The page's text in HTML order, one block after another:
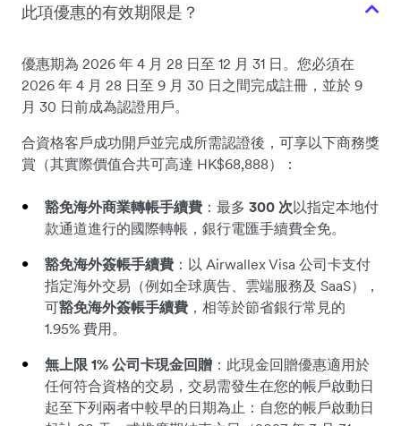
此項優惠的有效期限是？
優惠期為 2026 年 4 月 28 日至 12 月 31 日。您必須在
2026 年 4 月 28 日至 9 月 30 日之間完成註冊，並於 9
月 30 日前成為認證用戶。
合資格客戶成功開戶並完成所需認證後，可享以下商務獎
賞（其實際價值合共可高達 HK$68,888）：
豁免海外商業轉帳手續費 ：最多 300 次以指定本地付
款通道進行的國際轉帳，銀行電匯手續費全免。
豁免海外簽帳手續費 ：以 Airwallex Visa 公司卡支付
指定海外交易（例如全球廣告、雲端服務及 SaaS），
可豁免海外簽帳手續費 ，相等於節省銀行常見的
1.95% 費用。
無上限 1% 公司卡現金回贈 ：此現金回贈優惠適用於
任何符合資格的交易，交易需發生在您的帳戶啟動日
起至下列兩者中較早的日期為止：自您的帳戶啟動日